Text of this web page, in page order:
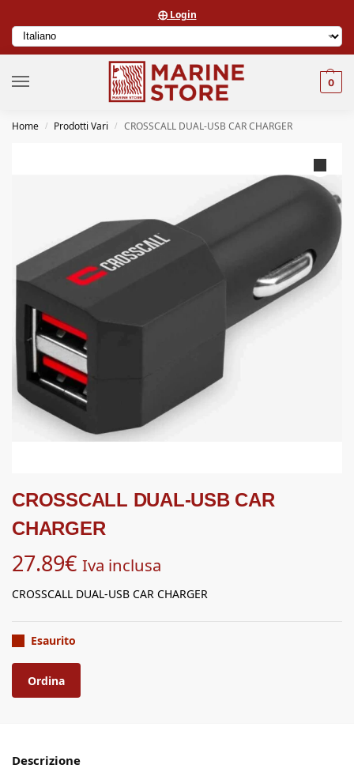
⨁ Login
0
Home / Prodotti Vari / CROSSCALL DUAL-USB CAR CHARGER
CROSSCALL DUAL-USB CAR
CHARGER
27.89€ Iva inclusa
CROSSCALL DUAL-USB CAR CHARGER
Esaurito
Ordina
Descrizione